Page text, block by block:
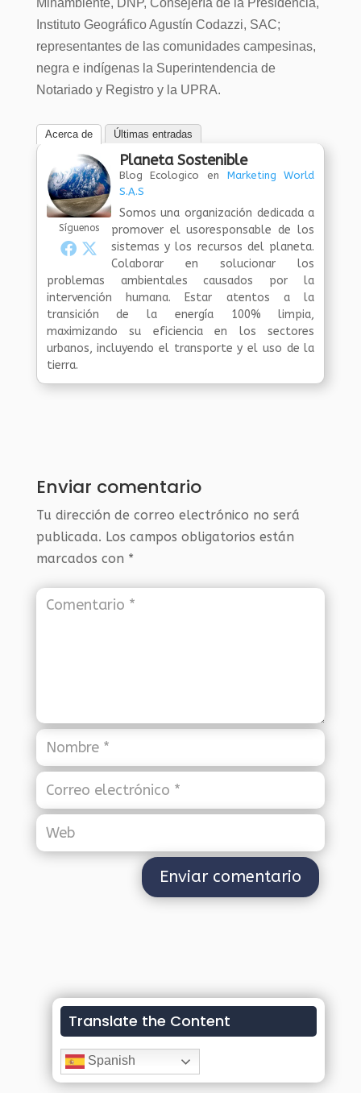
Instituto Geográfico Agustín Codazzi, SAC;
representantes de las comunidades campesinas,
negra e indígenas la Superintendencia de
Notariado y Registro y la UPRA.
Acerca de Últimas entradas
Síguenos
Planeta Sostenible
Blog Ecologico en Marketing World
S.A.S
Somos una organización dedicada a
promover el usoresponsable de los
sistemas y los recursos del planeta.
Colaborar en solucionar los
problemas ambientales causados por la
intervención humana. Estar atentos a la
transición de la energía 100% limpia,
maximizando su eficiencia en los sectores
urbanos, incluyendo el transporte y el uso de la
tierra.
Enviar comentario
Tu dirección de correo electrónico no será
publicada. Los campos obligatorios están
marcados con *
Translate the Content
Spanish